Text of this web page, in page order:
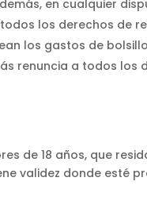
en cualquier
los derechos de
los gastos de
renuncia a todos los
de 18 años, que
validez donde esté